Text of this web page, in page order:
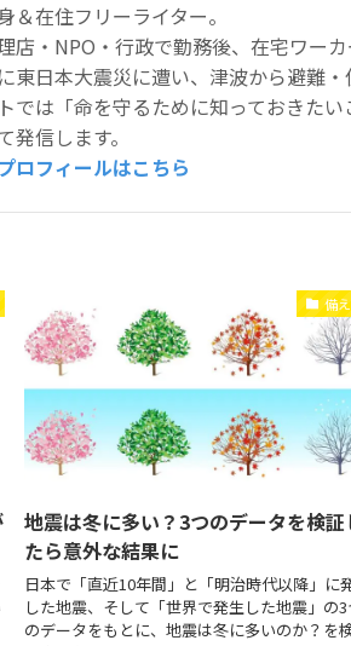
＆在住フリーライター。
店・NPO・行政で勤務後、在宅ワーカ
東日本大震災に遭い、津波から避難・
では「命を守るために知っておきた
発信します。
ロフィールはこちら
備
地震は冬に多い？3つのデータを検証
たら意外な結果に
日本で「直近10年間」と「明治時代以降」に
した地震、そして「世界で発生した地震」の3
のデータをもとに、地震は冬に多いのか？を